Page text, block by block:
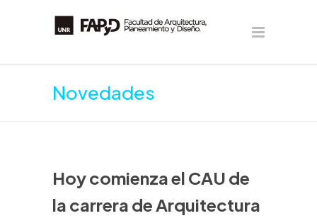
Novedades
Hoy comienza el CAU de
la carrera de Arquitectura